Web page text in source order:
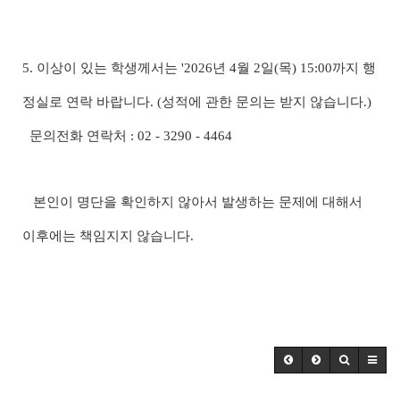
5. 이상이 있는 학생께서는 '2026년 4월 2일(목) 15:00까지 행
정실로 연락 바랍니다. (성적에 관한 문의는 받지 않습니다.)
문의전화 연락처 : 02 - 3290 - 4464
본인이 명단을 확인하지 않아서 발생하는 문제에 대해서
이후에는 책임지지 않습니다.